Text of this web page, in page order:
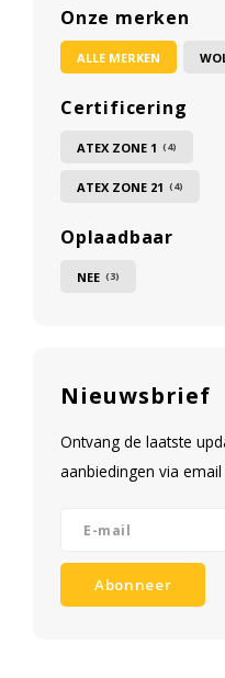
Onze merken
ALLE MERKEN
Certificering
ATEX ZONE 1 (4)
ATEX ZONE 21 (4)
Oplaadbaar
NEE (3)
Nieuwsbrief
Ontvang de laatste
aanbiedingen via email
Abonneer